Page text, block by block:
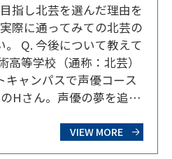
指し北芸を選んだ理由を
際に通ってみての北芸の
Q. 今後について教えて
高等学校（通称：北芸）
キャンパスで声優コース
Hさん。声優の夢を追い
声優を目指し北芸を選ん
い。 声優に興味…
VIEW MORE